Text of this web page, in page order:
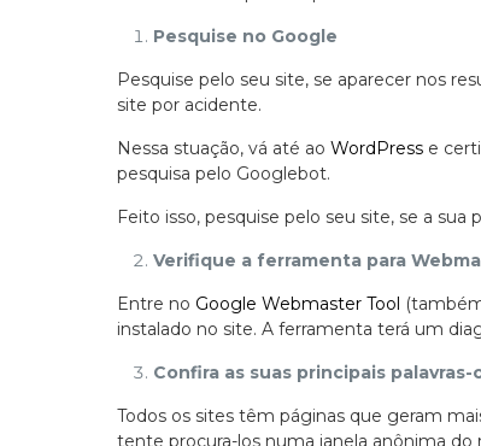
Pesquise no Google
Pesquise pelo seu site, se aparecer nos
site por acidente.
Nessa stuação, vá até ao WordPresse
pesquisa pelo Googlebot.
Feito isso, pesquise pelo seu site, se a
Verifique a ferramenta para
Entre no Google Webmaster Tool
instalado no site. A ferramenta terá um
Confira as suas principais palavras-
Todos os sites têm páginas que geram
tente procura-los numa janela anônima do